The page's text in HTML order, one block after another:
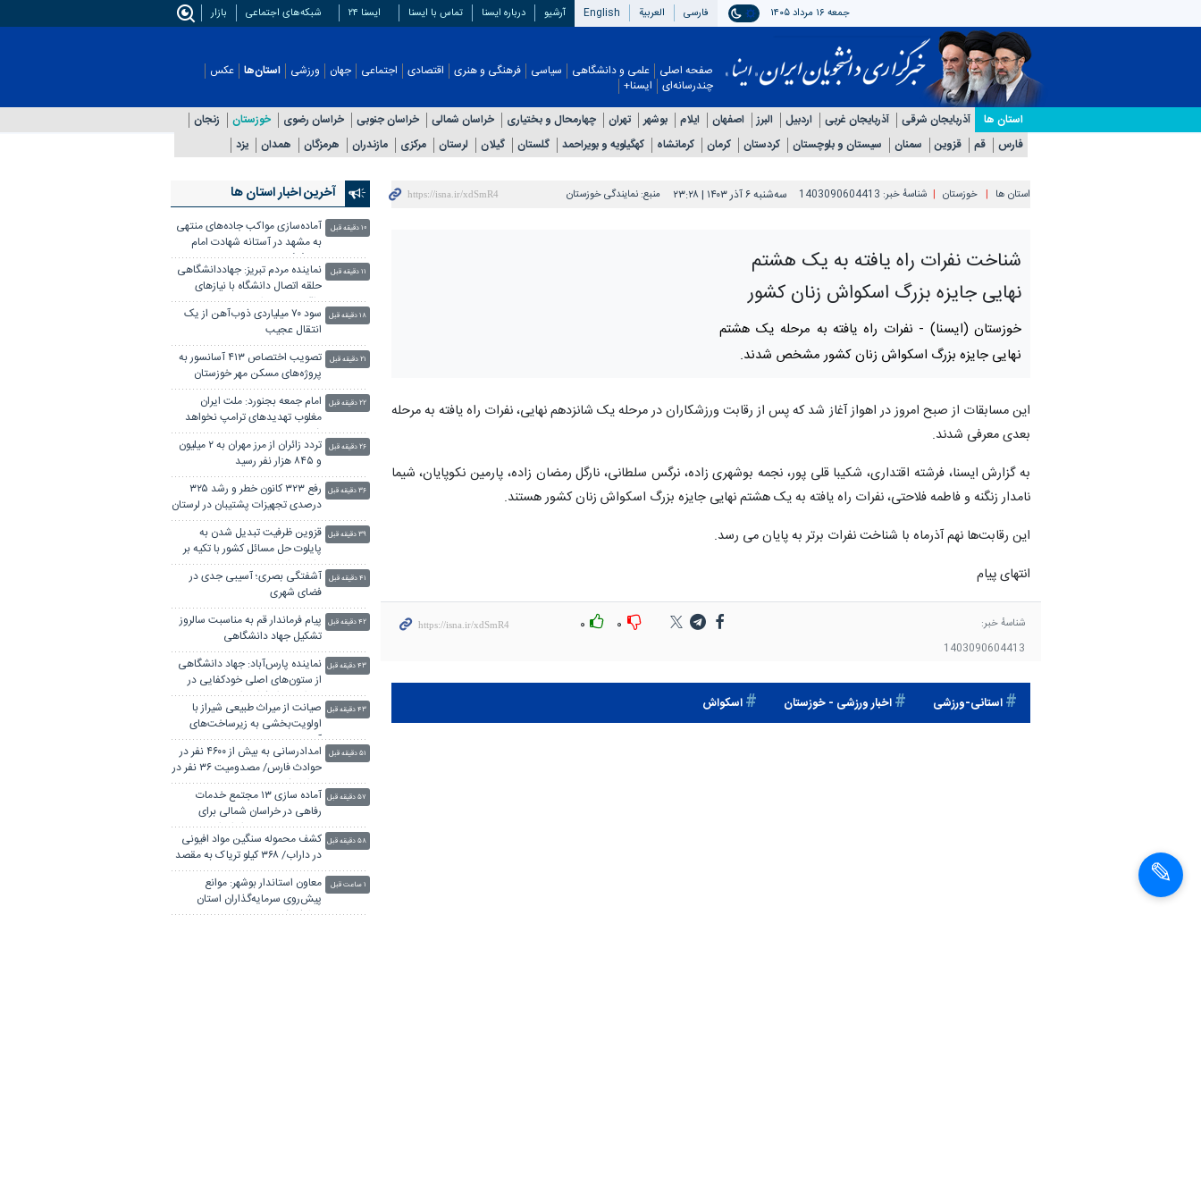
جمعه ۱۶ مرداد ۱۴۰۵ فارسی العربیة English آرشیو درباره ایسنا تماس با ایسنا ایسنا ۲۴ شبکه‌های اجتماعی بازار
صفحه اصلی علمی و دانشگاهی سیاسی فرهنگی و هنری اقتصادی اجتماعی جهان ورزشی استان‌ها
استان ها آذربایجان شرقی آذربایجان غربی اردبیل البرز اصفهان ایلام بوشهر تهران چهارمحال و بختیاری خراسان شمالی خراسان جنوبی خراسان رضوی خوزستان
زنجان
فارس
قم قزوین سمنان سیستان و بلوچستان کردستان کرمان کرمانشاه کهگیلویه و بویراحمد گلستان گیلان لرستان مرکزی مازندران هرمزگان همدان یزد
عکس
چندرسانه‌ای ایسنا+
استان ها خوزستان شناسهٔ خبر: 1403090604413 سه‌شنبه ۶ آذر ۱۴۰۳ | ۲۳:۲۸ منبع: نمایندگی خوزستان
شناخت نفرات راه یافته به یک هشتم
نهایی جایزه بزرگ اسکواش زنان کشور
خوزستان (ایسنا) - نفرات راه یافته به مرحله یک هشتم
نهایی جایزه بزرگ اسکواش زنان کشور مشخص شدند.
این مسابقات از صبح امروز در اهواز آغاز شد که پس از رقابت ورزشکاران در مرحله یک شانزدهم نهایی، نفرات راه یافته به مرحله
بعدی معرفی شدند.
به گزارش ایسنا، فرشته اقتداری، شکیبا قلی پور، نجمه بوشهری زاده، نرگس سلطانی، نارگل رمضان زاده، پارمین نکوپایان، شیما
نامدار زنگنه و فاطمه فلاحتی، نفرات راه یافته به یک هشتم نهایی جایزه بزرگ اسکواش زنان کشور هستند.
این رقابت‌ها نهم آذرماه با شناخت نفرات برتر به پایان می رسد.
انتهای پیام
شناسهٔ خبر:
1403090604413
۰ ۰
استانی-ورزشی اخبار ورزشی - خوزستان اسکواش
آخرین اخبار استان ها
آماده‌سازی مواکب جاده‌های منتهی
به مشهد در آستانه شهادت امام
رضا(ع)
۱۰ دقیقه قبل
نماینده مردم تبریز: جهاددانشگاهی
حلقه اتصال دانشگاه با نیازهای
واقعی جامعه است
۱۱ دقیقه قبل
سود ۷۰ میلیاردی ذوب‌آهن از یک
انتقال عجیب
۱۸ دقیقه قبل
تصویب اختصاص ۴۱۳ آسانسور به
پروژه‌های مسکن مهر خوزستان
۲۱ دقیقه قبل
امام جمعه بجنورد: ملت ایران
مغلوب تهدیدهای ترامپ نخواهد
شد
۲۲ دقیقه قبل
تردد زائران از مرز مهران به ۲ میلیون
و ۸۴۵ هزار نفر رسید
۲۶ دقیقه قبل
رفع ۳۲۳ کانون خطر و رشد ۳۲۵
درصدی تجهیزات پشتیبان در لرستان
۳۶ دقیقه قبل
قزوین ظرفیت تبدیل شدن به
پایلوت حل مسائل کشور با تکیه بر
دانش را دارد
۳۹ دقیقه قبل
آشفتگی بصری؛ آسیبی جدی در
فضای شهری
۴۱ دقیقه قبل
پیام فرماندار قم به مناسبت سالروز
تشکیل جهاد دانشگاهی
۴۲ دقیقه قبل
نماینده پارس‌آباد: جهاد دانشگاهی
از ستون‌های اصلی خودکفایی در
دوران بحران‌ کشور است
۴۳ دقیقه قبل
صیانت از میراث طبیعی شیراز با
اولویت‌بخشی به زیرساخت‌های
آبیاری
۴۳ دقیقه قبل
امدادرسانی به بیش از ۴۶۰۰ نفر در
حوادث فارس/ مصدومیت ۳۶ نفر در
حوادث کوهستان
۵۱ دقیقه قبل
آماده سازی ۱۳ مجتمع خدمات
رفاهی در خراسان شمالی برای
خدمات رسانی به زائران امام
رضا(ع)
۵۷ دقیقه قبل
کشف محموله سنگین مواد افیونی
در داراب/ ۳۶۸ کیلو تریاک به مقصد
نرسید
۵۸ دقیقه قبل
معاون استاندار بوشهر: موانع
پیش‌روی سرمایه‌گذاران استان
برطرف شود
۱ ساعت قبل